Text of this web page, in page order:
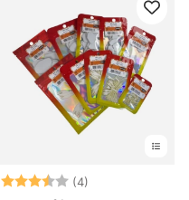
Betyg: (4)